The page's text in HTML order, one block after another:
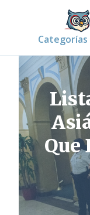
Categorías
Que